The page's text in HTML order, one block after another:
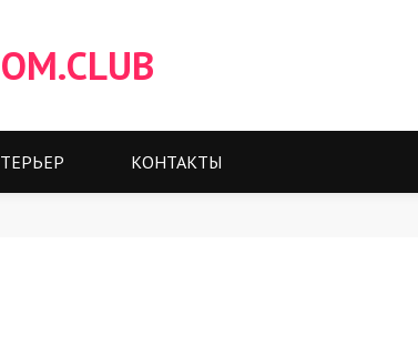
КОНТАКТЫ